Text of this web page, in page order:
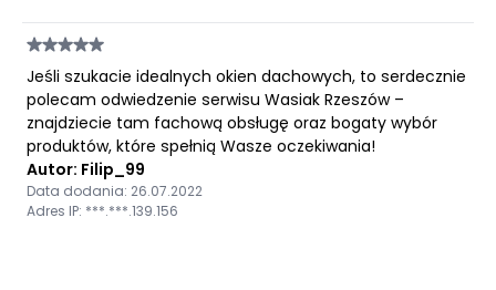
Jeśli szukacie idealnych okien dachowych, to serdecznie
polecam odwiedzenie serwisu Wasiak Rzeszów –
znajdziecie tam fachową obsługę oraz bogaty wybór
produktów, które spełnią Wasze oczekiwania!
Autor: Filip_99
Data dodania: 26.07.2022
Adres IP: ***.***.139.156